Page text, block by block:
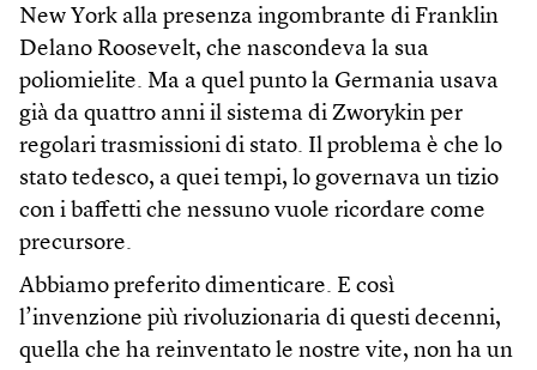
New York alla presenza ingombrante di Franklin
Delano Roosevelt, che nascondeva la sua
poliomielite. Ma a quel punto la Germania usava
già da quattro anni il sistema di Zworykin per
regolari trasmissioni di stato. Il problema è che lo
stato tedesco, a quei tempi, lo governava un tizio
con i baffetti che nessuno vuole ricordare come
precursore.
Abbiamo preferito dimenticare. E così
l’invenzione più rivoluzionaria di questi decenni,
quella che ha reinventato le nostre vite, non ha un